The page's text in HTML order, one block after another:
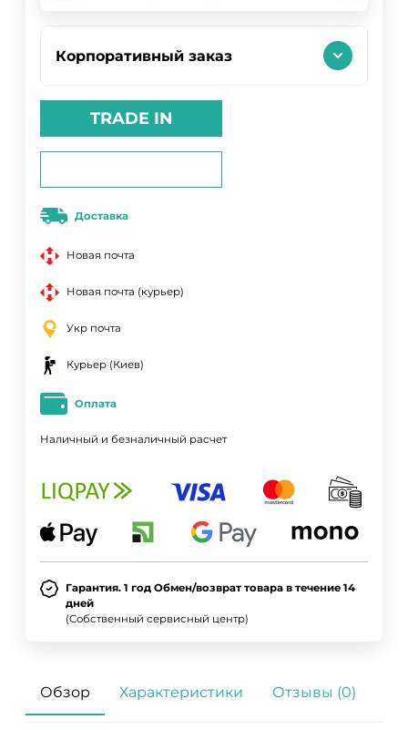
Корпоративный заказ
TRADE IN
Доставка
Новая почта
Новая почта (курьер)
Укр почта
Курьер (Киев)
Оплата
Наличный и безналичный расчет
Гарантия. 1 год Обмен/возврат товара в течение 14
дней
(Собственный сервисный центр)
Обзор Характеристики Отзывы (0)